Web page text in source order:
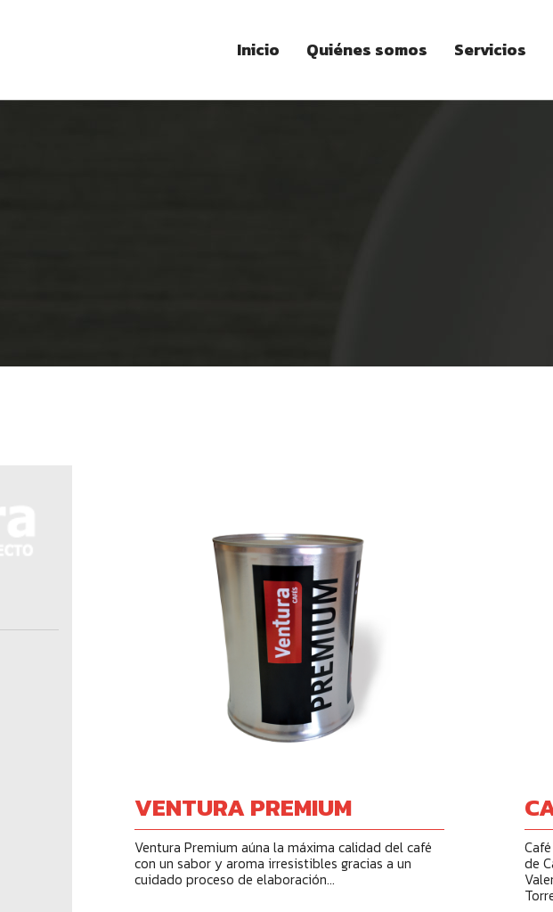
Inicio Quiénes somos Servicios
VENTURA PREMIUM
Ventura Premium aúna la máxima calidad del café
con un sabor y aroma irresistibles gracias a un
cuidado proceso de elaboración...
de